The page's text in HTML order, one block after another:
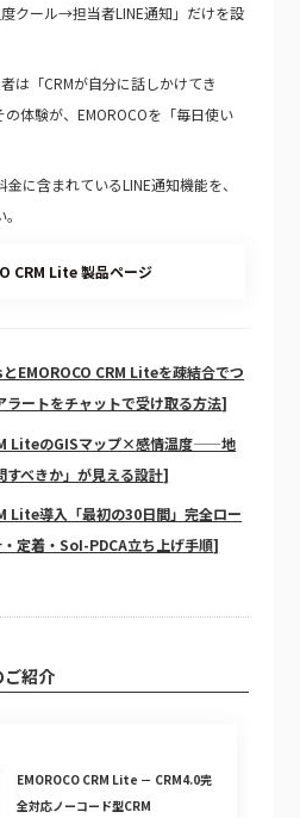
クール→担当者LINE通知」だけを設
は「CRMが自分に話しかけてき
体験が、EMOROCOを「毎日使い
に含まれているLINE通知機能を、
CRM Lite 製品ページ
EMOROCO CRM Liteを疎結合でつ
ートをチャットで受け取る方法]
LiteのGISマップ×感情温度——地
すべきか」が見える設計]
Lite導入「最初の30日間」完全ロー
定着・SoI-PDCA立ち上げ手順]
ご紹介
EMOROCO CRM Lite － CRM4.0完
全対応ノーコード型CRM